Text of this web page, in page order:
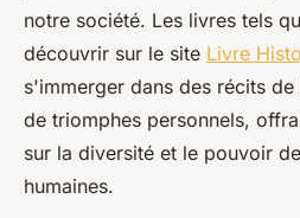
notre société. Les livres tels
découvrir sur le site Livre
s'immerger dans des récits
de triomphes personnels,
sur la diversité et le pouvoir
humaines.